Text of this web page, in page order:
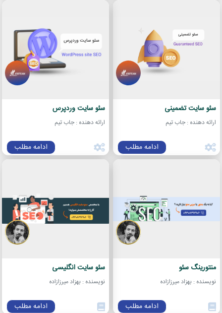
سئو سایت تضمینی
ارائه دهنده : جاب تیم
ادامه مطلب
سئو سایت وردپرس
ارائه دهنده : جاب تیم
ادامه مطلب
منتورینگ سئو
نویسنده : بهزاد میرزازاده
ادامه مطلب
سئو سایت انگلیسی
نویسنده : بهزاد میرزازاده
ادامه مطلب